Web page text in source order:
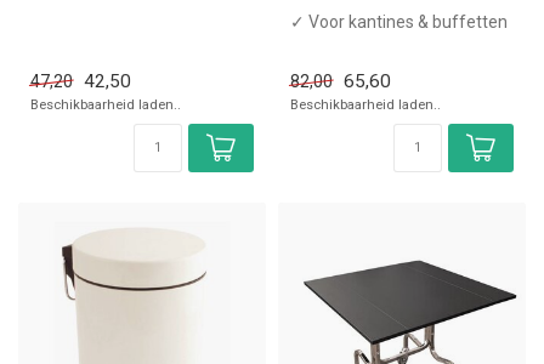
47,20 42,50
Beschikbaarheid laden..
✓ Voor kantines & buffetten
82,00 65,60
Beschikbaarheid laden..